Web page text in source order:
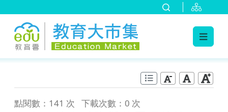
點閱數：141 次 下載次數：0 次